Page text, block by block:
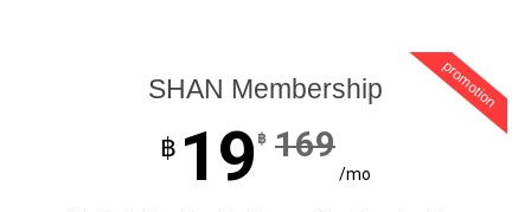
promotion
SHAN Membership
฿ 19 ฿ 169
/mo